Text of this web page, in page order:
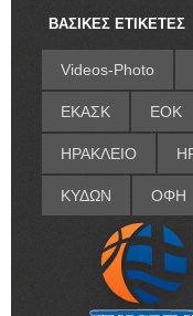
ΒΑΣΙΚΕΣ ΕΤΙΚΕΤΕΣ
Videos-Photo
ΕΚΑΣΚ ΕΟΚ
ΗΡΑΚΛΕΙΟ
ΚΥΔΩΝ ΟΦΗ